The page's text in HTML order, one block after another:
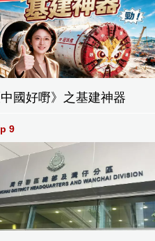
中國好嘢》之基建神器
9